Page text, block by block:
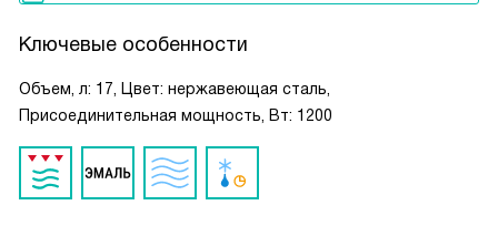
Ключевые особенности
Объем, л: 17, Цвет: нержавеющая сталь,
Присоединительная мощность, Вт: 1200